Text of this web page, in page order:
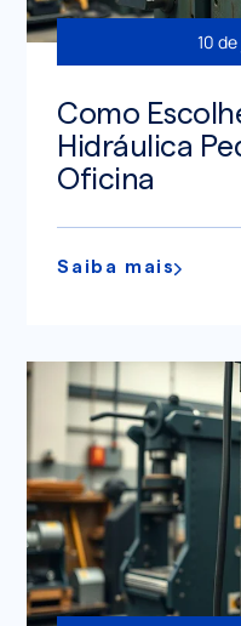
10
Como
Hidráulica
Oficina
Saiba mais